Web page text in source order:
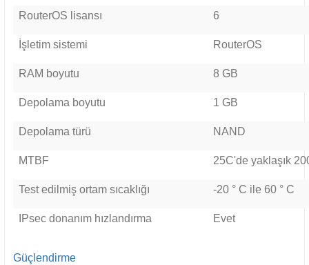
RouterOS lisansı 6
İşletim sistemi RouterOS
RAM boyutu 8 GB
Depolama boyutu 1 GB
Depolama türü NAND
MTBF 25C'de yaklaşık
Test edilmiş ortam sıcaklığı -20 ° C ile 60 ° C
IPsec donanım hızlandırma Evet
Güçlendirme